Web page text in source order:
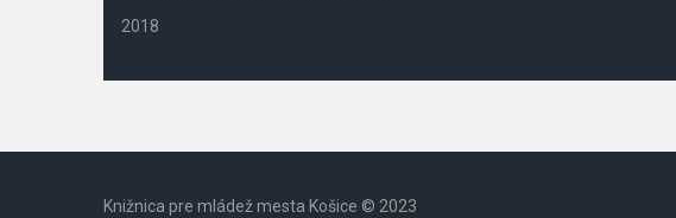
2018
Knižnica pre mládež mesta Košice © 2023